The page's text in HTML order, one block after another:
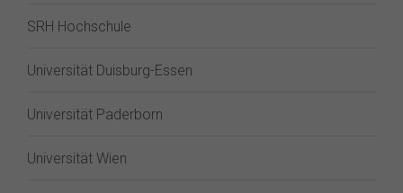
SRH Hochschule
Universität Duisburg-Essen
Universität Paderborn
Universität Wien